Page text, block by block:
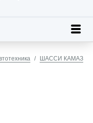
ШАССИ КАМАЗ